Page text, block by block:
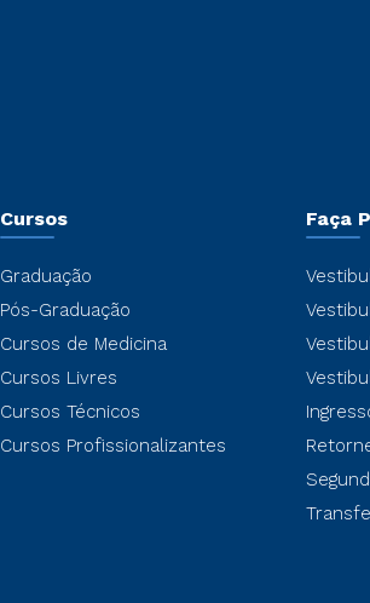
Cursos
Graduação
Pós-Graduação
Cursos de Medicina
Cursos Livres
Cursos Técnicos
Cursos Profissionalizantes
Faça